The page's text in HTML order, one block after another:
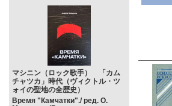
マシニン（ロック歌手） 「カム
チャツカ」時代（ヴィクトル・ツ
ォイの聖地の全歴史）
Время "Камчатки"./ ред. О.